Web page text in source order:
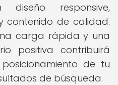
responsive,
contenido de calidad.
carga rápida y una
positiva contribuirá
de tu
de búsqueda.